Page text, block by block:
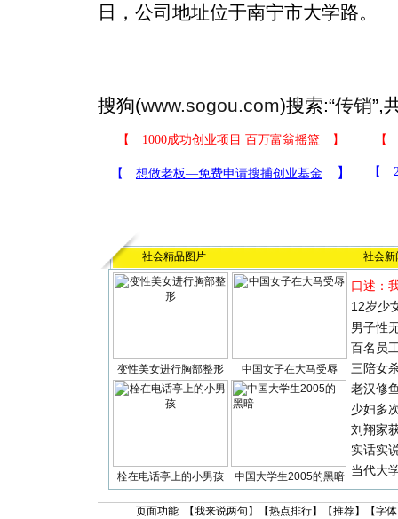
日，公司地址位于南宁市大学路。
搜狗(www.sogou.com)搜索:“传销”,
社会精品图片 社会新
变性美女进行胸部整形 中国女子在大马受辱
栓在电话亭上的小男孩 中国大学生2005的黑暗
口述：
12岁少
男子性
百名员
三陪女
老汉修
少妇多
刘翔家
实话实
当代大
页面功能 【我来说两句 】【热点排行】【推荐】【字